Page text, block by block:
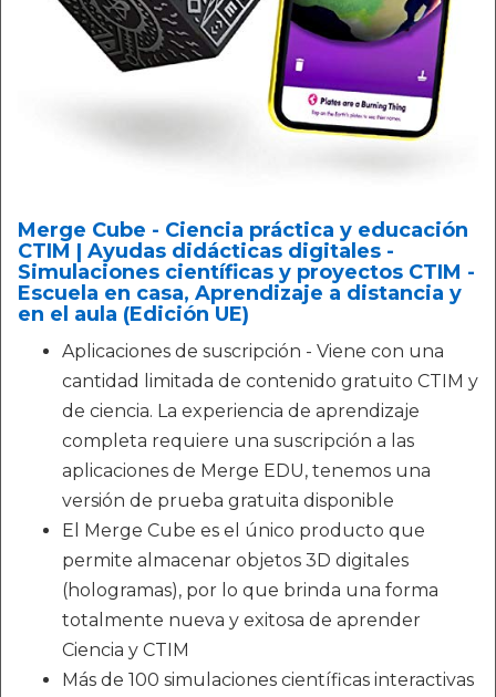
Merge Cube - Ciencia práctica y educación
CTIM | Ayudas didácticas digitales -
Simulaciones científicas y proyectos CTIM -
Escuela en casa, Aprendizaje a distancia y
en el aula (Edición UE)
Aplicaciones de suscripción - Viene con una
cantidad limitada de contenido gratuito CTIM y
de ciencia. La experiencia de aprendizaje
completa requiere una suscripción a las
aplicaciones de Merge EDU, tenemos una
versión de prueba gratuita disponible
El Merge Cube es el único producto que
permite almacenar objetos 3D digitales
(hologramas), por lo que brinda una forma
totalmente nueva y exitosa de aprender
Ciencia y CTIM
Más de 100 simulaciones científicas interactivas